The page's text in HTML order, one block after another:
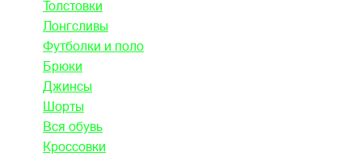
Толстовки
Лонгсливы
Футболки и поло
Брюки
Джинсы
Шорты
Вся обувь
Кроссовки